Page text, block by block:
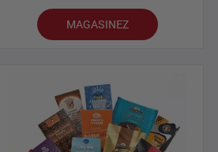
MAGASINEZ